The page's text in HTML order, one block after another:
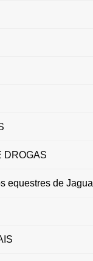
DROGAS
equestres de